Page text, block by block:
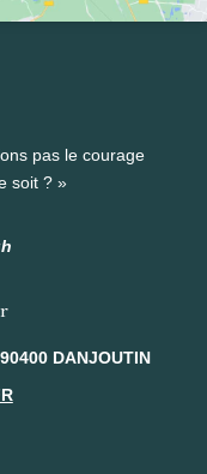
pas le courage
soit ? »
DANJOUTIN